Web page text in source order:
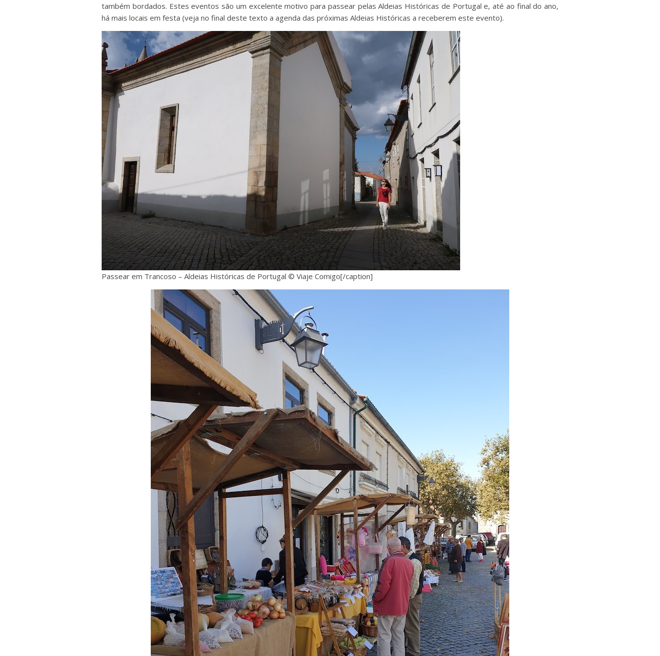
também bordados. Estes eventos são um excelente motivo para passear pelas Aldeias Históricas de Portugal e, até ao final do ano,
há mais locais em festa (veja no final deste texto a agenda das próximas Aldeias Históricas a receberem este evento).
Passear em Trancoso – Aldeias Históricas de Portugal © Viaje Comigo[/caption]